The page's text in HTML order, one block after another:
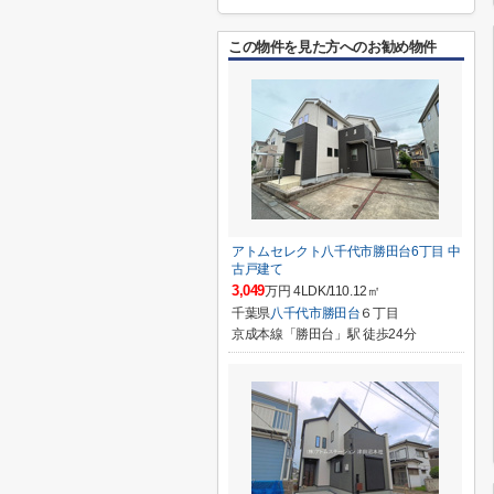
この物件を見た方へのお勧め物件
アトムセレクト八千代市勝田台6丁目 中
古戸建て
3,049万円 4LDK/110.12㎡
千葉県八千代市勝田台 ６丁目
京成本線「勝田台」駅 徒歩24分